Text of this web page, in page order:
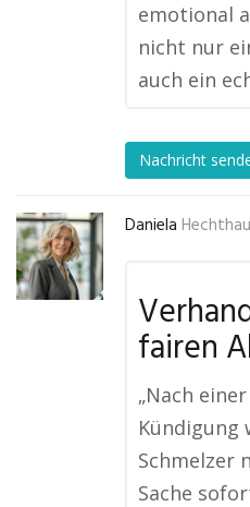
emotional
nicht nur
auch ein
Nachricht
Daniela
fairen
„Nach
Kündigung
Schmelzer
Sache